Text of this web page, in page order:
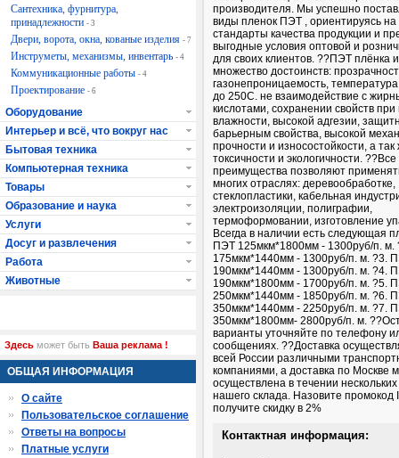
производителя. Мы успешно
виды пленок ПЭТ , ориентируясь на
стандарты качества продукции и
выгодные условия оптовой и
для своих клиентов. ??ПЭТ плёнка
множество достоинств:
газонепроницаемость,
до 250С. не взаимодействие с
кислотами, сохранении свойств
влажности, высокой адгезии,
барьерным свойства, высокой
прочности и износостойкости, а так
токсичности и экологичности. ??Все
преимущества позволяют
многих отраслях: деревообработке,
стеклопластики, кабельная
электроизоляции, полиграфии,
термоформовании, изготовление
Всегда в наличии есть следующая
ПЭТ 125мкм*1800мм - 1300руб/п. м.
175мкм*1440мм - 1300руб/п. м. ?3.
190мкм*1440мм - 1300руб/п. м. ?4.
190мкм*1800мм - 1700руб/п. м. ?5.
250мкм*1440мм - 1850руб/п. м. ?6.
350мкм*1440мм - 2250руб/п. м. ?7.
350мкм*1800мм- 2800руб/п. м.
варианты уточняйте по телефону
сообщениях. ??Доставка
всей России различными
компаниями, а доставка по Москве
осуществлена в течении нескольких
нашего склада. Назовите промокод
получите скидку в 2%
Контактная информация:
Сантехника, фурнитура,
принадлежности - 3
Двери, ворота, окна, кованые изделия - 7
Инструметы, механизмы, инвентарь - 4
Коммуникационные работы - 4
Проектирование - 6
Оборудование
Интерьер и всё, что вокруг нас
Бытовая техника
Компьютерная техника
Товары
Образование и наука
Услуги
Досуг и развлечения
Работа
Животные
Здесь может быть Ваша реклама !
ОБЩАЯ ИНФОРМАЦИЯ
О сайте
Пользовательское соглашение
Ответы на вопросы
Платные услуги